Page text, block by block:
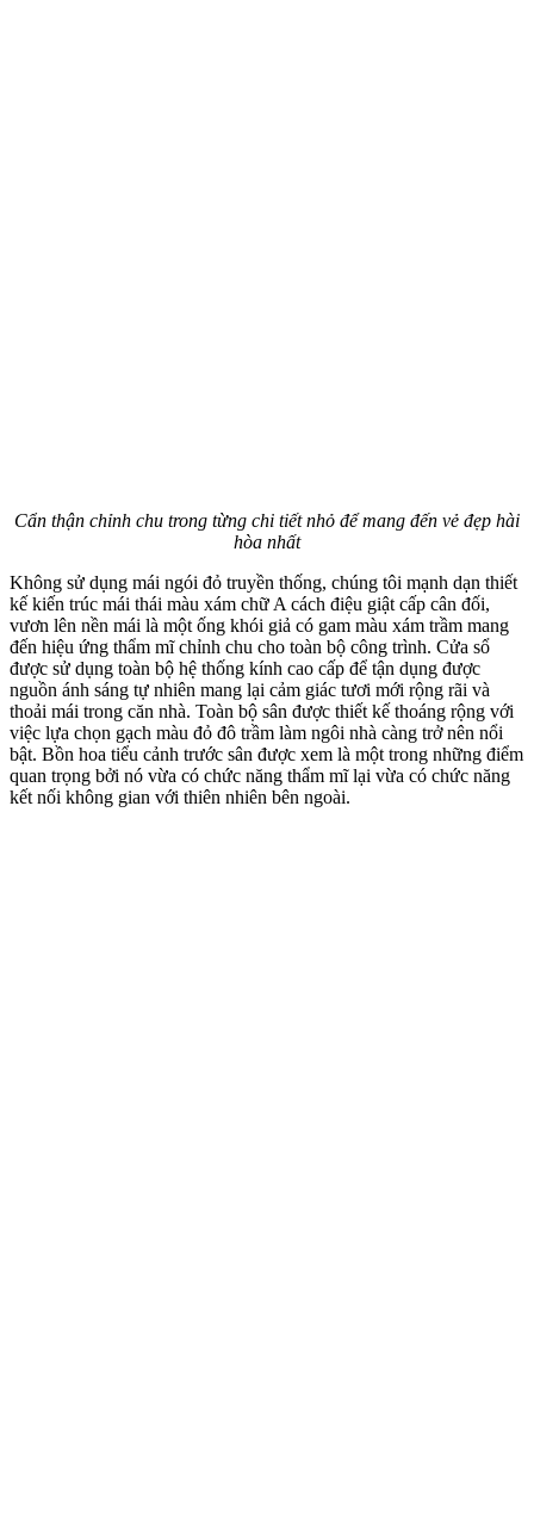
Cẩn thận chỉnh chu trong từng chi tiết nhỏ để mang đến vẻ đẹp hài
hòa nhất
Không sử dụng mái ngói đỏ truyền thống, chúng tôi mạnh dạn thiết
kế kiến trúc mái thái màu xám chữ A cách điệu giật cấp cân đối,
vươn lên nền mái là một ống khói giả có gam màu xám trầm mang
đến hiệu ứng thẩm mĩ chỉnh chu cho toàn bộ công trình. Cửa sổ
được sử dụng toàn bộ hệ thống kính cao cấp để tận dụng được
nguồn ánh sáng tự nhiên mang lại cảm giác tươi mới rộng rãi và
thoải mái trong căn nhà. Toàn bộ sân được thiết kế thoáng rộng với
việc lựa chọn gạch màu đỏ đô trầm làm ngôi nhà càng trở nên nổi
bật. Bồn hoa tiểu cảnh trước sân được xem là một trong những điểm
quan trọng bởi nó vừa có chức năng thẩm mĩ lại vừa có chức năng
kết nối không gian với thiên nhiên bên ngoài.